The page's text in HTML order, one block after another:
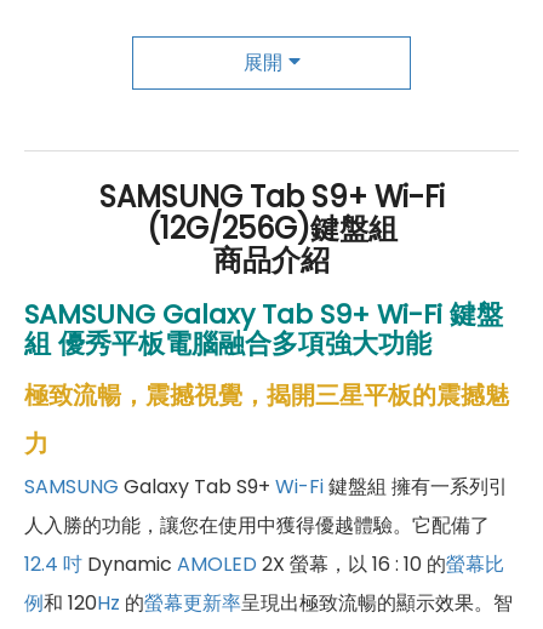
傑昇尊榮會員除了可以「消費集點兌換商品」，每半
年還有「200元配件購物金」，每年再送「VIP生日
展開
SAMSUNG Tab S9+ Wi-Fi
(12G/256G)鍵盤組
商品介紹
SAMSUNG Galaxy Tab S9+ Wi-Fi鍵盤
組優秀平板電腦融合多項強大功能
極致流暢，震撼視覺，揭開三星平板的震撼魅
力
SAMSUNG Galaxy Tab S9+ Wi-Fi鍵盤組 擁有一系列引
人入勝的功能，讓您在使用中獲得優越體驗。它配備了
12.4 吋 Dynamic AMOLED 2X 螢幕，以 16 : 10 的螢幕比
例和 120Hz 的螢幕更新率呈現出極致流暢的顯示效果。智